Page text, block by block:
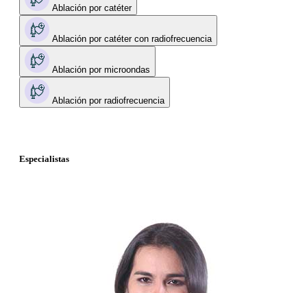
Ablación por catéter
Ablación por catéter con radiofrecuencia
Ablación por microondas
Ablación por radiofrecuencia
Especialistas